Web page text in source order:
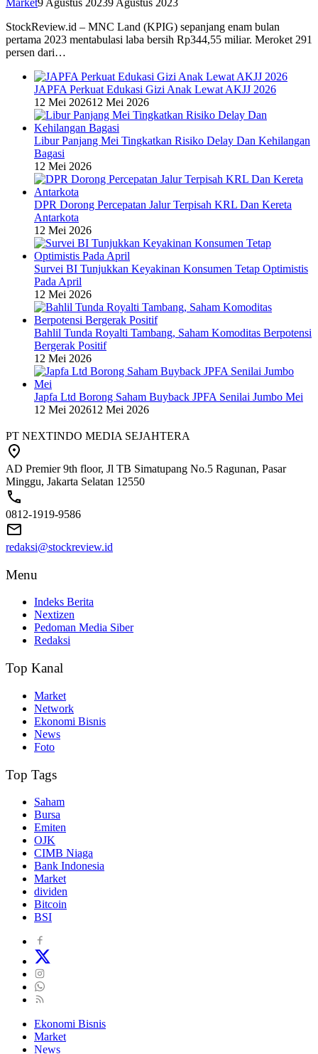
Market9 Agustus 20239 Agustus 2023
StockReview.id – MNC Land (KPIG) sepanjang enam bulan
pertama 2023 mentabulasi laba bersih Rp344,55 miliar. Meroket 291
persen dari…
JAPFA Perkuat Edukasi Gizi Anak Lewat AKJJ 2026
12 Mei 202612 Mei 2026
Libur Panjang Mei Tingkatkan Risiko Delay Dan Kehilangan
Bagasi
12 Mei 2026
DPR Dorong Percepatan Jalur Terpisah KRL Dan Kereta
Antarkota
12 Mei 2026
Survei BI Tunjukkan Keyakinan Konsumen Tetap Optimistis
Pada April
12 Mei 2026
Bahlil Tunda Royalti Tambang, Saham Komoditas Berpotensi
Bergerak Positif
12 Mei 2026
Japfa Ltd Borong Saham Buyback JPFA Senilai Jumbo Mei
12 Mei 202612 Mei 2026
PT NEXTINDO MEDIA SEJAHTERA
AD Premier 9th floor, Jl TB Simatupang No.5 Ragunan, Pasar
Minggu, Jakarta Selatan 12550
0812-1919-9586
redaksi@stockreview.id
Menu
Indeks Berita
Nextizen
Pedoman Media Siber
Redaksi
Top Kanal
Market
Network
Ekonomi Bisnis
News
Foto
Top Tags
Saham
Bursa
Emiten
OJK
CIMB Niaga
Bank Indonesia
Market
dividen
Bitcoin
BSI
Ekonomi Bisnis
Market
News